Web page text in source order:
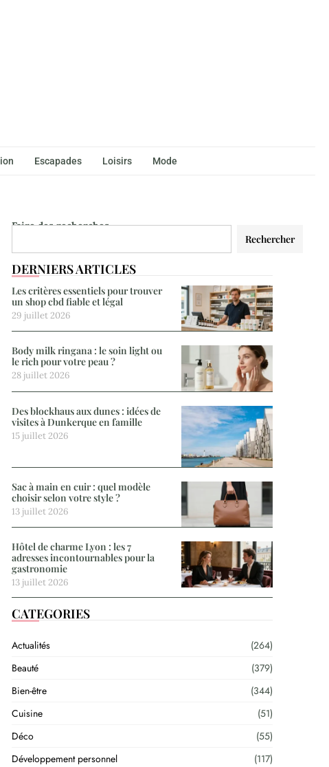
Escapades Loisirs Mode
Faire des recherches
Rechercher
DERNIERS ARTICLES
Les critères essentiels pour trouver
un shop cbd fiable et légal
29 juillet 2026
Body milk ringana : le soin light ou
le rich pour votre peau ?
28 juillet 2026
Des blockhaus aux dunes : idées de
visites à Dunkerque en famille
15 juillet 2026
Sac à main en cuir : quel modèle
choisir selon votre style ?
13 juillet 2026
Hôtel de charme Lyon : les 7
adresses incontournables pour la
gastronomie
13 juillet 2026
CATEGORIES
Actualités
(264)
Beauté
(379)
Bien-être
(344)
Cuisine
(51)
Déco
(55)
Développement personnel
(117)